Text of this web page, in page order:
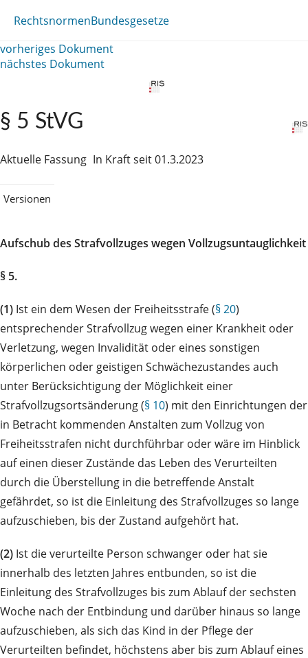
RechtsnormenBundesgesetze
vorheriges Dokument
nächstes Dokument
§ 5 StVG
Aktuelle Fassung In Kraft seit 01.3.2023
Versionen
Aufschub des Strafvollzuges wegen Vollzugsuntauglichkeit
§ 5.
(1) Ist ein dem Wesen der Freiheitsstrafe (§ 20)
entsprechender Strafvollzug wegen einer Krankheit oder
Verletzung, wegen Invalidität oder eines sonstigen
körperlichen oder geistigen Schwächezustandes auch
unter Berücksichtigung der Möglichkeit einer
Strafvollzugsortsänderung (§ 10) mit den Einrichtungen der
in Betracht kommenden Anstalten zum Vollzug von
Freiheitsstrafen nicht durchführbar oder wäre im Hinblick
auf einen dieser Zustände das Leben des Verurteilten
durch die Überstellung in die betreffende Anstalt
gefährdet, so ist die Einleitung des Strafvollzuges so lange
aufzuschieben, bis der Zustand aufgehört hat.
(2) Ist die verurteilte Person schwanger oder hat sie
innerhalb des letzten Jahres entbunden, so ist die
Einleitung des Strafvollzuges bis zum Ablauf der sechsten
Woche nach der Entbindung und darüber hinaus so lange
aufzuschieben, als sich das Kind in der Pflege der
Verurteilten befindet, höchstens aber bis zum Ablauf eines